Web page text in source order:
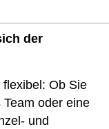
der
Ob Sie
oder eine
und